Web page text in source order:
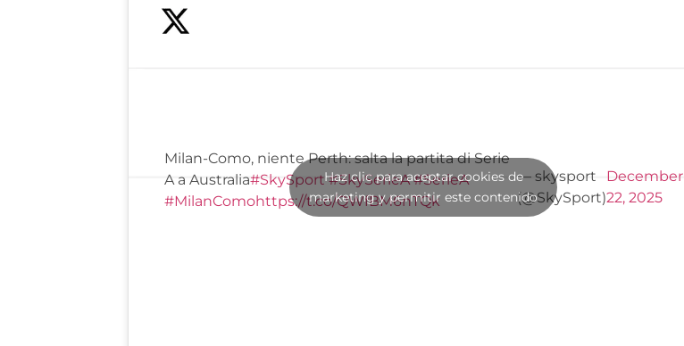
Milan-Como, niente Perth: salta la partita di Serie
A a Australia#SkySport #SkySerieA #SerieA
#MilanComohttps://t.co/QWfBM6nTQk
— skysport
(@SkySport)
December
22, 2025
Haz clic para aceptar cookies de
marketing y permitir este contenido